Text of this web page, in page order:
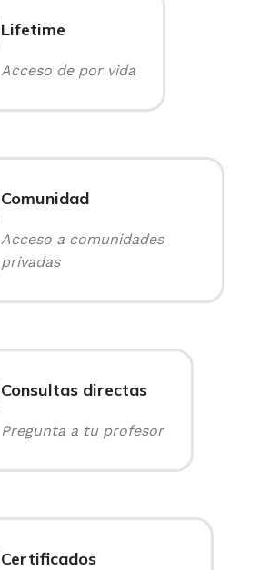
Lifetime
Acceso de por vida
Comunidad
Acceso a comunidades
privadas
Consultas directas
Pregunta a tu profesor
Certificados